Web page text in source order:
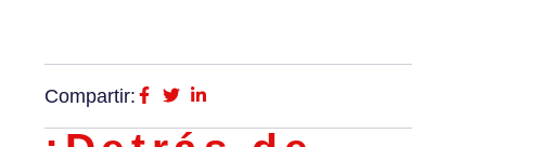
Compartir: